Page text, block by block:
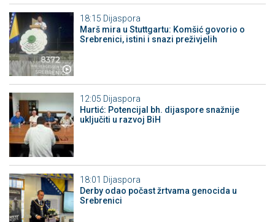
18:15 Dijaspora
Marš mira u Stuttgartu: Komšić govorio o
Srebrenici, istini i snazi preživjelih
12:05 Dijaspora
Hurtić: Potencijal bh. dijaspore snažnije
uključiti u razvoj BiH
18:01 Dijaspora
Derby odao počast žrtvama genocida u
Srebrenici